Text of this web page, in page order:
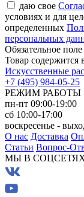
даю свое
условиях и для
определенных
персональных
Обязательное поле
Товар содержится
Искусственные
+7 (495) 984-05-25
РЕЖИМ РАБОТЫ
пн-пт 09:00-19:00
сб 10:00-17:00
воскресенье -
О нас Доставка
Статьи Вопрос-
МЫ В